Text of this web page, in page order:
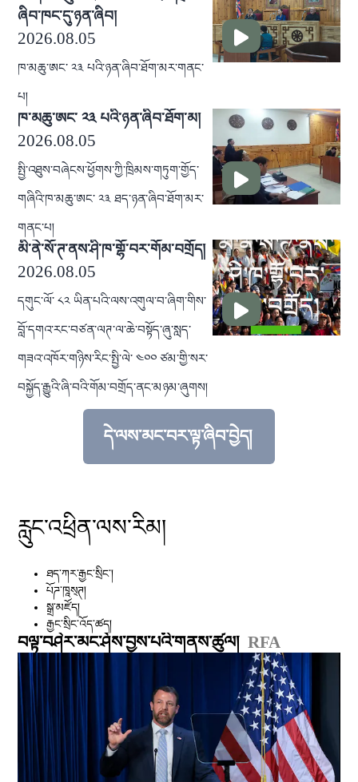
ཞིབ་ཁང་དུ་ཉན་ཞིབ།
2026.08.05
ཁ་མཆུ་ཨང་ ༢༣ པའི་ཉན་ཞིབ་ཐོག་མར་གནང་
པ།
ཁ་མཆུ་ཨང་ ༢༣ པའི་ཉན་ཞིབ་ཐོག་མ།
2026.08.05
སྤྱི་འཐུས་བཞེངས་ཕྱོགས་ཀྱི་ཁྲིམས་གཏུག་གྱོད་
གཞིའི་ཁ་མཆུ་ཨང་ ༢༣ ཐད་ཉན་ཞིབ་ཐོག་མར་
གནང་པ།
མི་ནེ་སོ་ཊ་ནས་ཤི་ཁ་གྷོ་བར་གོམ་བགྲོད།
2026.08.05
དགུང་ལོ་ ༨༢ ཡིན་པའི་ལས་འགུལ་བ་ཞིག་གིས་
བློ་དགའ་རང་བཙན་ལཊ་ལ་ཆེ་བསྟོད་ཞུ་སླད་
གཟའ་འཁོར་གཉིས་རིང་སྤྱི་ལེ་ ༤༠༠ ཙམ་གྱི་སར་
བསྐྱོད་རྒྱུའི་ཞི་བའི་གོམ་བགྲོད་ནང་མཉམ་ཞུགས།
དེ་ལས་མང་བར་ལྟ་ཞིབ་བྱེད།
རླུང་འཕྲིན་ལས་རིམ།
ཐད་ཀར་རྒྱང་སྲིང༌།
པོཌ་ཁཱས྄ཊ།
སྒྲ་མཛོད།
རྒྱང་སྲིང་འོད་ཚད།
བལྟ་བཤེར་མང་ཤོས་བྱས་པའི་གནས་ཚུལ། RFA